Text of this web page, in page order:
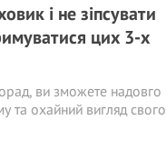
і не зіпсувати
цих 3-х
ви зможете надовго
та охайний вигляд свого